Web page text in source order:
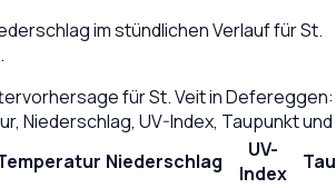
im stündlichen Verlauf fürSt.
.
fürSt. Veit in Defereggen
Niederschlag, UV-Index, Taupunkt
Niederschlag
UV-
Index